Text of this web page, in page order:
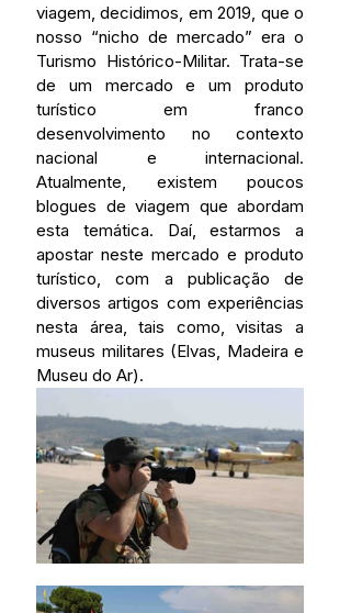
viagem, decidimos, em 2019, que o
nosso “nicho de mercado” era o
Turismo Histórico-Militar. Trata-se
de um mercado e um produto
turístico em franco
desenvolvimento no contexto
nacional e internacional.
Atualmente, existem poucos
blogues de viagem que abordam
esta temática. Daí, estarmos a
apostar neste mercado e produto
turístico, com a publicação de
diversos artigos com experiências
nesta área, tais como, visitas a
museus militares (Elvas, Madeira e
Museu do Ar).